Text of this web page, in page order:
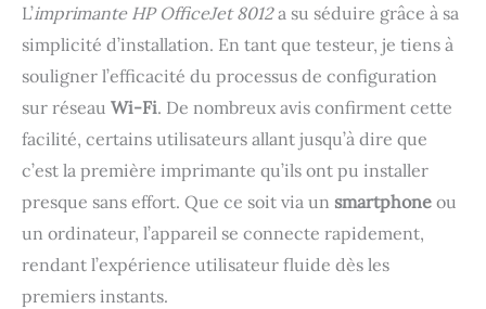
600 dpi, sur papier
ordinaire a4, a5, a6 avec
un grammage de 60 à 105
g/m², enveloppes, papier
photo il s’agit d’une
imprimante hp+ – elle
nécessite un compte hp,
une connexion internet
continue et l’utilisation
exclusive de cartouches
d’encre hp originales
pendant toute la durée
L’imprimante HP OfficeJet 8012a su séduire grâce à sa
simplicité d’installation. En tant que testeur, je tiens à
souligner l’efficacité du processus de configuration
sur réseau Wi-Fi. De nombreux avis confirment cette
facilité, certains utilisateurs allant jusqu’à dire que
c’est la première imprimante qu’ils ont pu installer
presque sans effort. Que ce soit via un smartphone ou
un ordinateur, l’appareil se connecte rapidement,
rendant l’expérience utilisateur fluide dès les
premiers instants.